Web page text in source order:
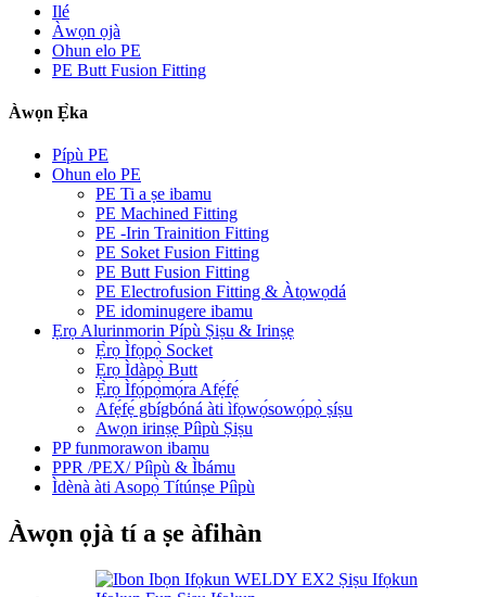
Ilé
Àwọn ọjà
Ohun elo PE
PE Butt Fusion Fitting
Àwọn Ẹ̀ka
Pípù PE
Ohun elo PE
PE Ti a ṣe ibamu
PE Machined Fitting
PE -Irin Trainition Fitting
PE Soket Fusion Fitting
PE Butt Fusion Fitting
PE Electrofusion Fitting & Àtọwọdá
PE idominugere ibamu
Ẹrọ Alurinmorin Pípù Ṣiṣu & Irinṣẹ
Ẹ̀rọ Ìfọpọ̀ Socket
Ẹrọ Ìdàpọ̀ Butt
Ẹ̀rọ Ìfọ́pọ̀mọ́ra Afẹ́fẹ́
Afẹ́fẹ́ gbígbóná àti ìfọwọ́sowọ́pọ̀ ṣíṣu
Awọn irinṣẹ Píìpù Ṣiṣu
PP funmorawon ibamu
PPR /PEX/ Píìpù & Ìbámu
Ìdènà àti Asopọ̀ Títúnṣe Píìpù
Àwọn ọjà tí a ṣe àfihàn